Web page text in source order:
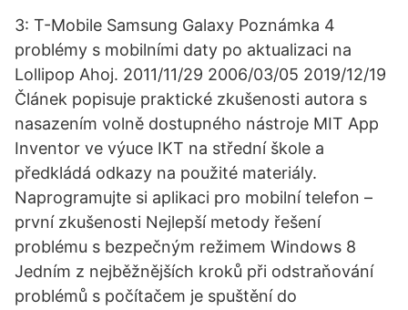
3: T-Mobile Samsung Galaxy Poznámka 4
problémy s mobilními daty po aktualizaci na
Lollipop Ahoj. 2011/11/29 2006/03/05 2019/12/19
Článek popisuje praktické zkušenosti autora s
nasazením volně dostupného nástroje MIT App
Inventor ve výuce IKT na střední škole a
předkládá odkazy na použité materiály.
Naprogramujte si aplikaci pro mobilní telefon –
první zkušenosti Nejlepší metody řešení
problému s bezpečným režimem Windows 8
Jedním z nejběžnějších kroků při odstraňování
problémů s počítačem je spuštění do